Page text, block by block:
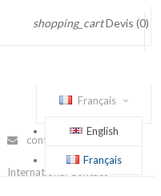
shopping_cart Devis (0)
Français
English
Français
contact@sensel-
International Contact